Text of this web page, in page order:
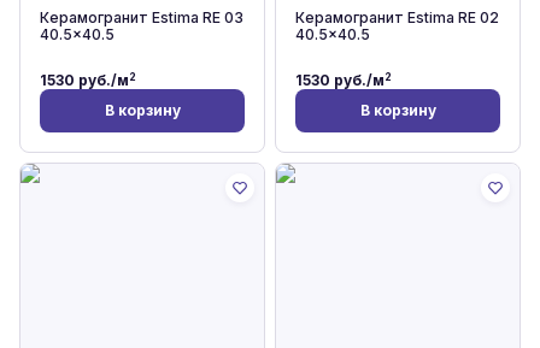
Керамогранит Estima RE 03
40.5x40.5
1530 руб./м2
В корзину
Керамогранит Estima RE 02
40.5x40.5
1530 руб./м2
В корзину